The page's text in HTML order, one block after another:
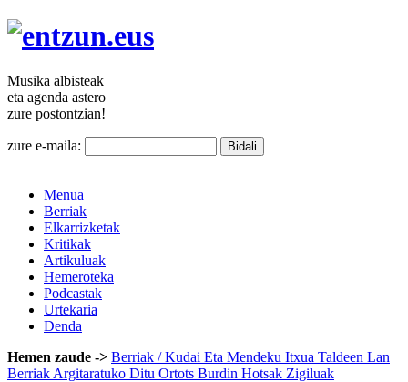
Musika albisteak
eta agenda astero
zure postontzian!
zure e-maila:
Menua
Berriak
Elkarrizketak
Kritikak
Artikuluak
Hemeroteka
Podcastak
Urtekaria
Denda
Hemen zaude -> Berriak / Kudai Eta Mendeku Itxua Taldeen Lan
Berriak Argitaratuko Ditu Ortots Burdin Hotsak Zigiluak